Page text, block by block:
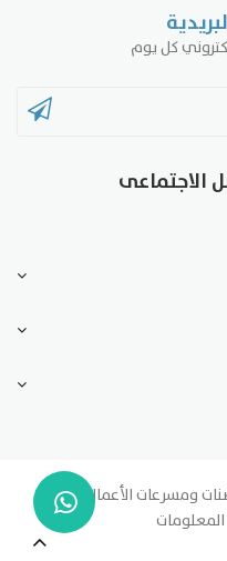
كل يوم
الاجتماعى
جميع الحقوق محفوظة لشركة نكون لحاضنات ومسرعات الأعمال 2020 -